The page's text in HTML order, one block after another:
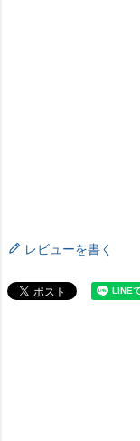
レビューを書く